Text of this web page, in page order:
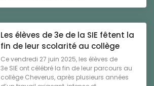
Les élèves de 3e de la SIE fêtent la
fin de leur scolarité au collège
Ce vendredi 27 juin 2025, les élèves de
3e SIE ont célébré la fin de leur parcours au
collège Cheverus, après plusieurs années